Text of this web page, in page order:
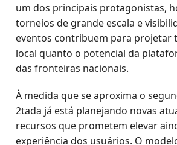
um dos principais protagonistas,
torneios de grande escala e
eventos contribuem para projetar
local quanto o potencial da
das fronteiras nacionais.
À medida que se aproxima o
2tada já está planejando novas
recursos que prometem elevar
experiência dos usuários. O